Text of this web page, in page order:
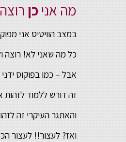
מה אני כן
במצב הוויטיס אני
כל מה שאני לא! רוצה
אבל – כמו בפוקוס
זה דורש ללמוד לזהות
והאתגר העיקרי זה
ואז? לעצור!! לעצור